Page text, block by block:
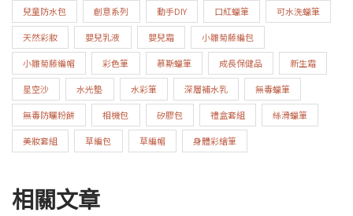
兒童防水包 創意系列 動手DIY 口紅蠟筆 可水洗蠟筆
天然彩妝 嬰兒乳液 嬰兒霜 小雛菊藤編包
小雛菊藤編帽 彩色筆 慕斯蠟筆 成長保健品 新生霜
星空沙 水光墊 水彩筆 深層補水乳 無毒蠟筆
無毒防曬粉餅 相機包 矽膠包 禮盒套組 絲滑蠟筆
美妝套組 草編包 草編帽 身體彩繪筆
相關文章